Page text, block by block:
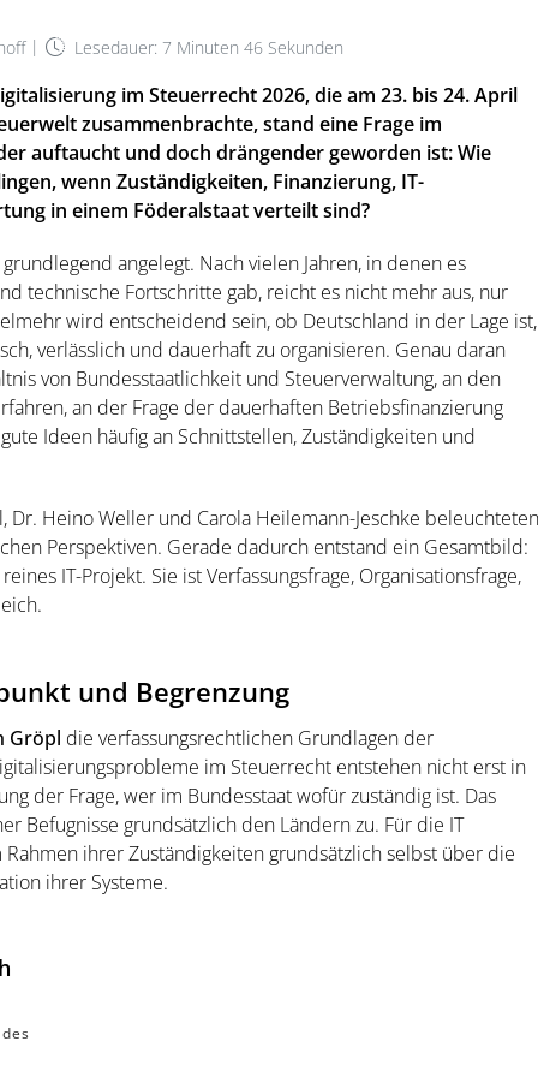
| Lesedauer: 7 Minuten 46 Sekunden
im Steuerrecht 2026, die am 23. bis 24. April
zusammenbrachte, stand eine Frage im
auftaucht und doch drängender geworden ist: Wie
wenn Zuständigkeiten, Finanzierung, IT-
in einem Föderalstaat verteilt sind?
angelegt. Nach vielen Jahren, in denen es
technische Fortschritte gab, reicht es nicht mehr aus, nur
wird entscheidend sein, ob Deutschland in der Lage ist,
verlässlich und dauerhaft zu organisieren. Genau daran
von Bundesstaatlichkeit und Steuerverwaltung, an den
an der Frage der dauerhaften Betriebsfinanzierung
Ideen häufig an Schnittstellen, Zuständigkeiten und
Dr. Heino Weller und Carola Heilemann-Jeschke beleuchteten
Perspektiven. Gerade dadurch entstand ein Gesamtbild:
IT-Projekt. Sie ist Verfassungsfrage, Organisationsfrage,
und Begrenzung
Gröpl die verfassungsrechtlichen Grundlagen der
im Steuerrecht entstehen nicht erst in
der Frage, wer im Bundesstaat wofür zuständig ist. Das
Befugnisse grundsätzlich den Ländern zu. Für die IT
ihrer Zuständigkeiten grundsätzlich selbst über die
ihrer Systeme.